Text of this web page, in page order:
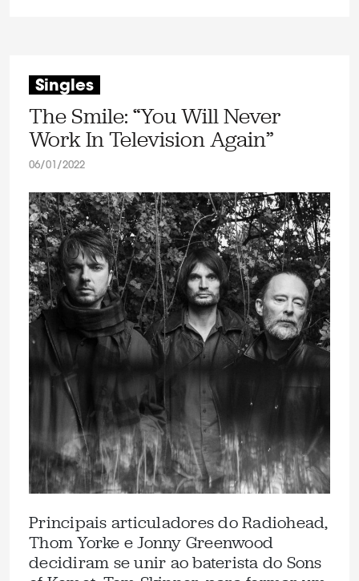
Singles
The Smile: “You Will Never
Work In Television Again”
06/01/2022
Principais articuladores do Radiohead,
Thom Yorke e Jonny Greenwood
decidiram se unir ao baterista do Sons